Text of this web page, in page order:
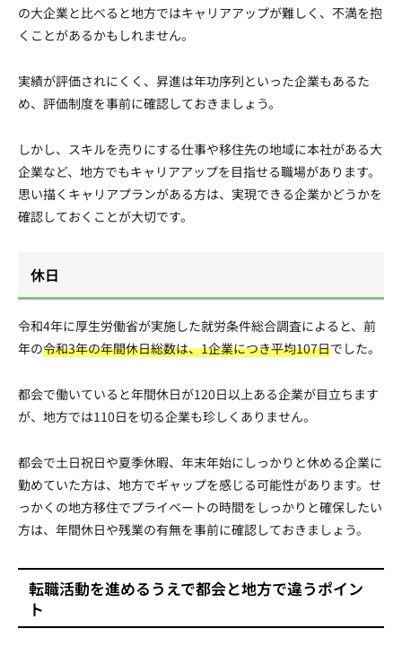
の大企業と比べると地方ではキャリアアップが難しく、不満を抱
くことがあるかもしれません。
実績が評価されにくく、昇進は年功序列といった企業もあるた
め、評価制度を事前に確認しておきましょう。
しかし、スキルを売りにする仕事や移住先の地域に本社がある大
企業など、地方でもキャリアアップを目指せる職場があります。
思い描くキャリアプランがある方は、実現できる企業かどうかを
確認しておくことが大切です。
休日
令和4年に厚生労働省が実施した就労条件総合調査によると、前
年の令和3年の年間休日総数は、1企業につき平均107日でした。
都会で働いていると年間休日が120日以上ある企業が目立ちます
が、地方では110日を切る企業も珍しくありません。
都会で土日祝日や夏季休暇、年末年始にしっかりと休める企業に
勤めていた方は、地方でギャップを感じる可能性があります。せ
っかくの地方移住でプライベートの時間をしっかりと確保したい
方は、年間休日や残業の有無を事前に確認しておきましょう。
転職活動を進めるうえで都会と地方で違うポイン
ト